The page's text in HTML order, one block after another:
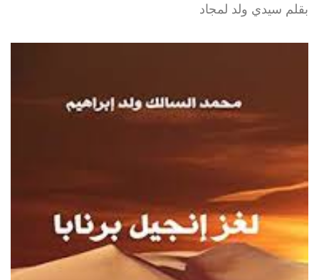
بقلم سيدي ولد لمجاد